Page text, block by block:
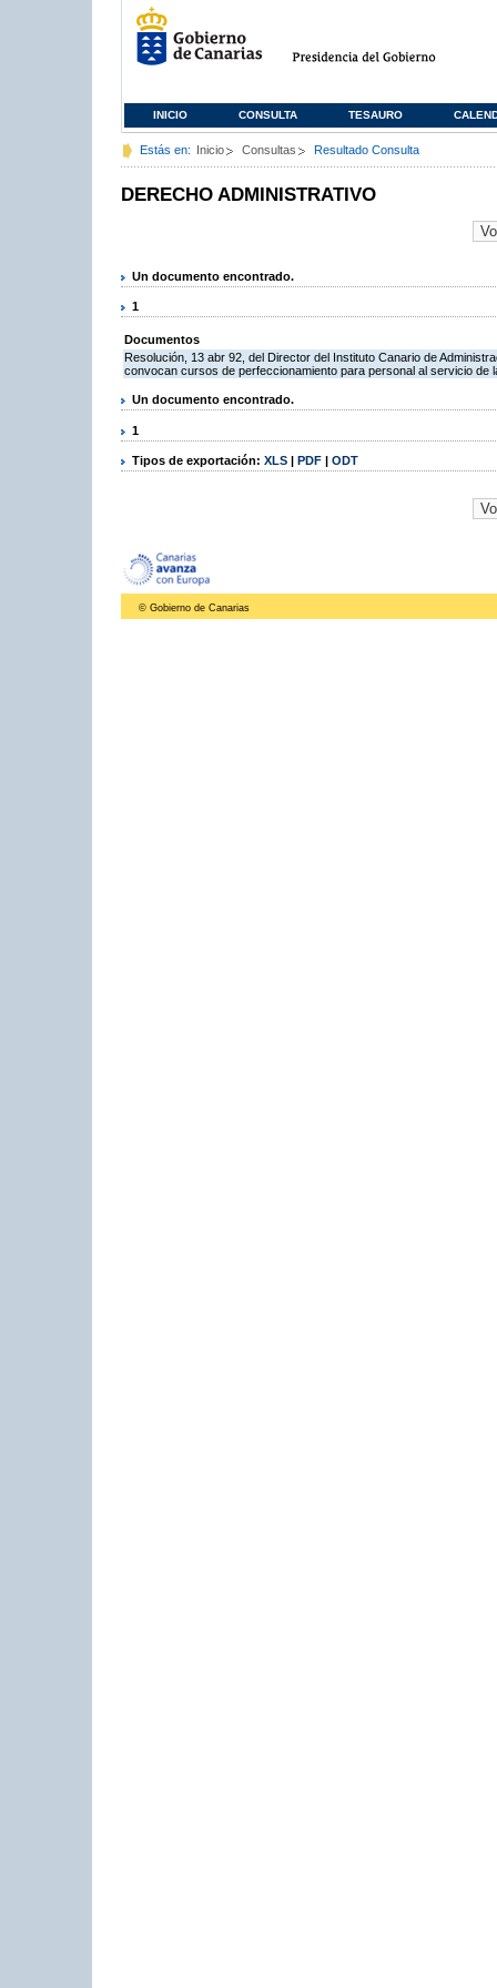
INICIO CONSULTA TESAURO
Estás en: Inicio Consultas Resultado Consulta
DERECHO ADMINISTRATIVO
Un documento encontrado.
1
Documentos
Resolución, 13 abr 92, del Director del Instituto Canario de
convocan cursos de perfeccionamiento para personal al servicio de
Un documento encontrado.
1
Tipos de exportación: XLS | PDF | ODT
© Gobierno de Canarias